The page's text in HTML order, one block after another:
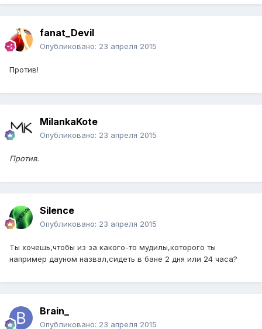
fanat_Devil
Опубликовано: 23 апреля 2015
Против!
MilankaKote
Опубликовано: 23 апреля 2015
Против.
Silence
Опубликовано: 23 апреля 2015
Ты хочешь,чтобы из за какого-то мудилы,которого ты
например дауном назвал,сидеть в бане 2 дня или 24 часа?
Brain_
Опубликовано: 23 апреля 2015